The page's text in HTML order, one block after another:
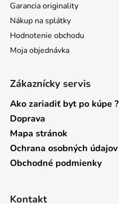
Garancia originality
Nákup na splátky
Hodnotenie obchodu
Moja objednávka
Zákaznícky servis
Ako zariadiť byt po kúpe ?
Doprava
Mapa stránok
Ochrana osobných údajov
Obchodné podmienky
Kontakt